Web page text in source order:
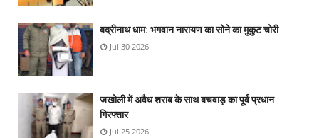
बद्रीनाथ धाम: भगवान नारायण का सोने का मुकुट चोरी
Jul 30 2026
जखोली में अवैध शराब के साथ बचवाड़ का पूर्व प्रधान
गिरफ्तार
Jul 25 2026